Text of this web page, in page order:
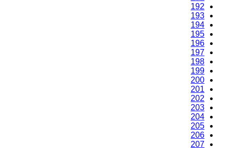
192
193
194
195
196
197
198
199
200
201
202
203
204
205
206
207